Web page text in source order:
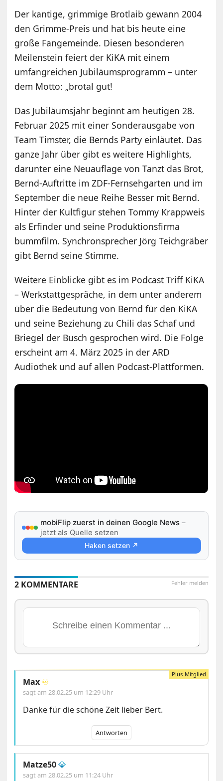
Der kantige, grimmige Brotlaib gewann 2004
den Grimme-Preis und hat bis heute eine
große Fangemeinde. Diesen besonderen
Meilenstein feiert der KiKA mit einem
umfangreichen Jubiläumsprogramm – unter
dem Motto: „brotal gut!
Das Jubiläumsjahr beginnt am heutigen 28.
Februar 2025 mit einer Sonderausgabe von
Team Timster, die Bernds Party einläutet. Das
ganze Jahr über gibt es weitere Highlights,
darunter eine Neuauflage von Tanzt das Brot,
Bernd-Auftritte im ZDF-Fernsehgarten und im
September die neue Reihe Besser mit Bernd.
Hinter der Kultfigur stehen Tommy Krappweis
als Erfinder und seine Produktionsfirma
bummfilm. Synchronsprecher Jörg Teichgräber
gibt Bernd seine Stimme.
Weitere Einblicke gibt es im Podcast Triff KiKA
– Werkstattgespräche, in dem unter anderem
über die Bedeutung von Bernd für den KiKA
und seine Beziehung zu Chili das Schaf und
Briegel der Busch gesprochen wird. Die Folge
erscheint am 4. März 2025 in der ARD
Audiothek und auf allen Podcast-Plattformen.
mobiFlip zuerst in deinen Google News –
jetzt als Quelle setzen
Haken setzen ↗
Fehler melden
2 KOMMENTARE
Max ♾️
sagt am28.02.25 um 12:29 Uhr
Danke für die schöne Zeit lieber Bert.
Antworten
Matze50💎
sagt am28.02.25 um 11:24 Uhr